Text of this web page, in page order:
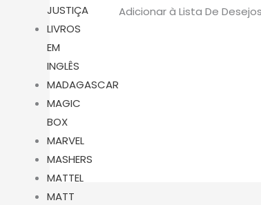
JUSTIÇA
LIVROS
EM
INGLÊS
MADAGASCAR
MAGIC
BOX
MARVEL
MASHERS
MATTEL
MATT
Adicionar à Lista De Desejos